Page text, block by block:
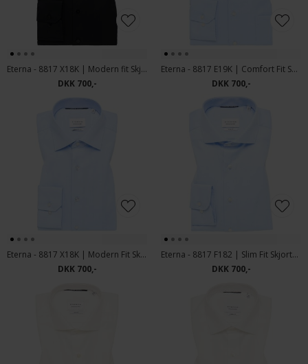
Eterna - 8817 X18K | Modern fit Skjorte Sort
DKK 700,-
Eterna - 8817 E19K | Comfort Fit Skjorte 10 Lyseblå
DKK 700,-
Eterna - 8817 X18K | Modern Fit Skjorte 10 Lyseblå
DKK 700,-
Eterna - 8817 F182 | Slim Fit Skjorte Lyseblå
DKK 700,-